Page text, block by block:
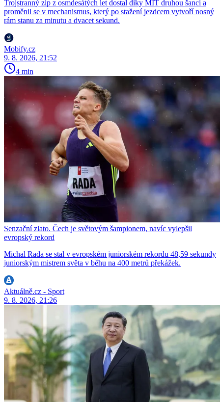
Trojstranný zip z osmdesátých let dostal díky MIT druhou šanci a
proměnil se v mechanismus, který po stažení jezdcem vytvoří nosný
rám stanu za minutu a dvacet sekund.
Mobify.cz
9. 8. 2026, 21:52
4 min
Senzační zlato. Čech je světovým šampionem, navíc vylepšil
evropský rekord
Michal Rada se stal v evropském juniorském rekordu 48,59 sekundy
juniorským mistrem světa v běhu na 400 metrů překážek.
Aktuálně.cz - Sport
9. 8. 2026, 21:26